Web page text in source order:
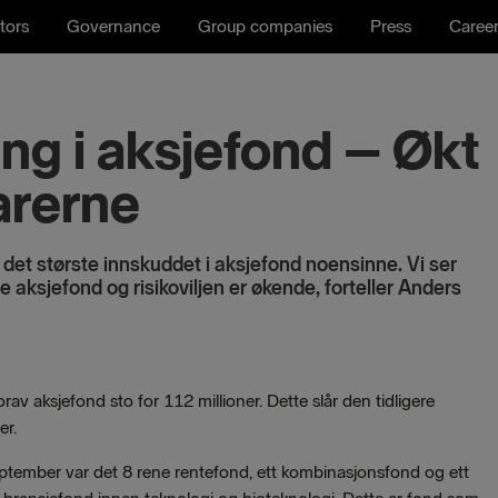
Governance Group companies Press Career
i aksjefond – Økt
største innskuddet i aksjefond noensinne. Vi ser
og risikoviljen er økende, forteller Anders
aksjefond sto for 112 millioner. Dette slår den tidligere
var det 8 rene rentefond, ett kombinasjonsfond og ett